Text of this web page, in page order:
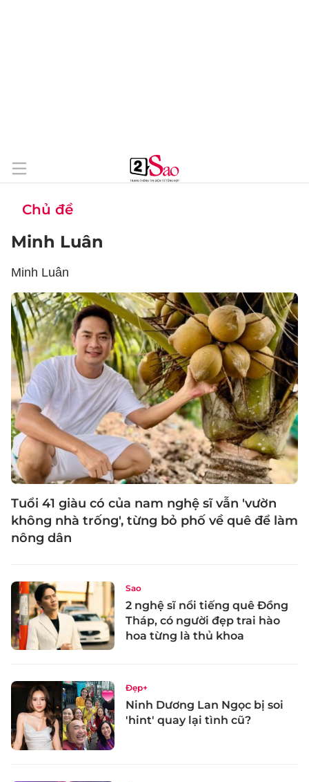
Chủ đề
Minh Luân
Minh Luân
Tuổi 41 giàu có của nam nghệ sĩ vẫn 'vườn
không nhà trống', từng bỏ phố về quê để làm
nông dân
Sao
2 nghệ sĩ nổi tiếng quê Đồng
Tháp, có người đẹp trai hào
hoa từng là thủ khoa
Đẹp+
Ninh Dương Lan Ngọc bị soi
'hint' quay lại tình cũ?